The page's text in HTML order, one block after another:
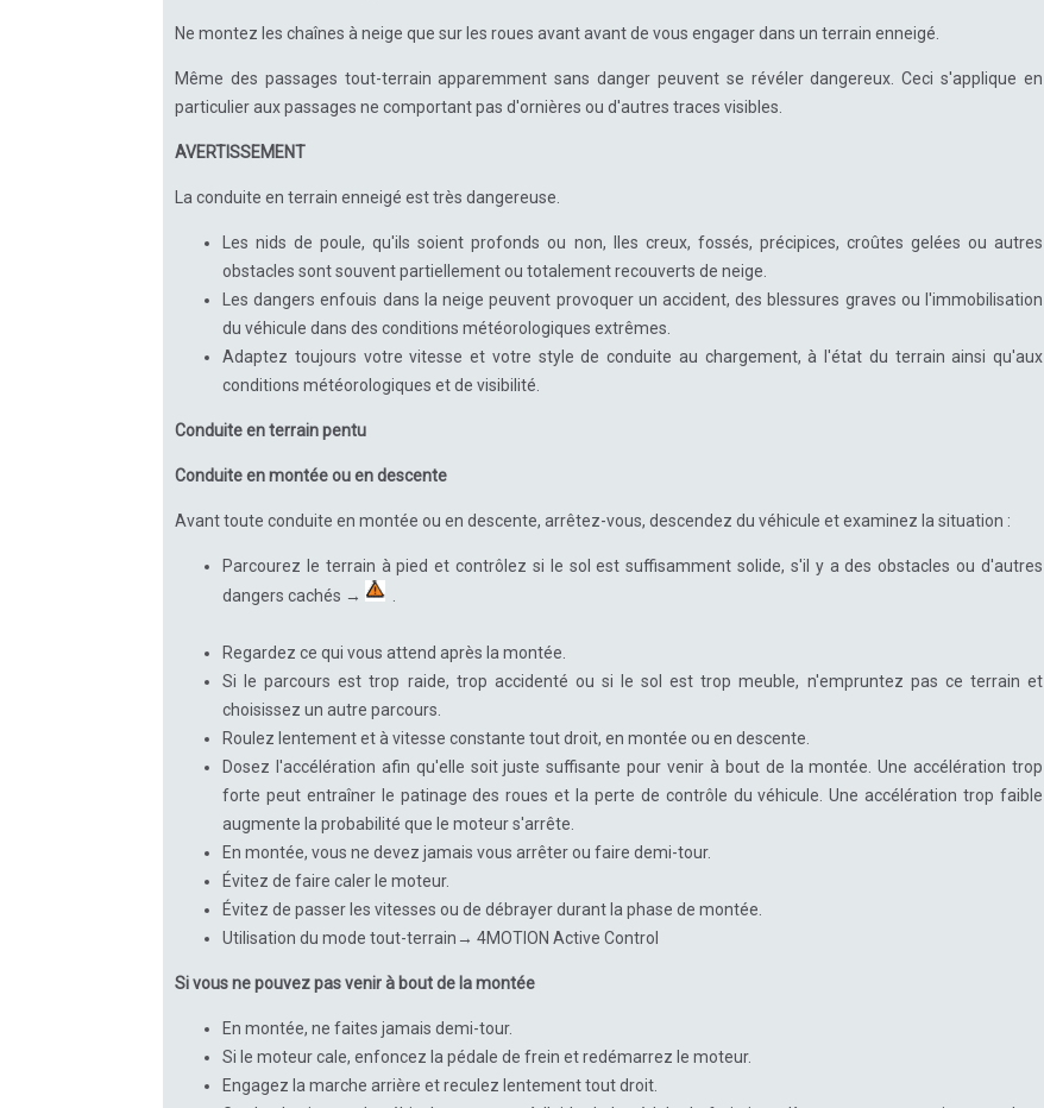
Ne montez les chaînes à neige que sur les roues avant avant de vous engager dans un terrain enneigé.
Même des passages tout-terrain apparemment sans danger peuvent se révéler dangereux. Ceci s'applique en
particulier aux passages ne comportant pas d'ornières ou d'autres traces visibles.
AVERTISSEMENT
La conduite en terrain enneigé est très dangereuse.
Les nids de poule, qu'ils soient profonds ou non, lles creux, fossés, précipices, croûtes gelées ou autres
obstacles sont souvent partiellement ou totalement recouverts de neige.
Les dangers enfouis dans la neige peuvent provoquer un accident, des blessures graves ou l'immobilisation
du véhicule dans des conditions météorologiques extrêmes.
Adaptez toujours votre vitesse et votre style de conduite au chargement, à l'état du terrain ainsi qu'aux
conditions météorologiques et de visibilité.
Conduite en terrain pentu
Conduite en montée ou en descente
Avant toute conduite en montée ou en descente, arrêtez-vous, descendez du véhicule et examinez la situation :
Parcourez le terrain à pied et contrôlez si le sol est suffisamment solide, s'il y a des obstacles ou d'autres
dangers cachés →
Regardez ce qui vous attend après la montée.
Si le parcours est trop raide, trop accidenté ou si le sol est trop meuble, n'empruntez pas ce terrain et
choisissez un autre parcours.
Roulez lentement et à vitesse constante tout droit, en montée ou en descente.
Dosez l'accélération afin qu'elle soit juste suffisante pour venir à bout de la montée. Une accélération trop
forte peut entraîner le patinage des roues et la perte de contrôle du véhicule. Une accélération trop faible
augmente la probabilité que le moteur s'arrête.
En montée, vous ne devez jamais vous arrêter ou faire demi-tour.
Évitez de faire caler le moteur.
Évitez de passer les vitesses ou de débrayer durant la phase de montée.
Utilisation du mode tout-terrain→ 4MOTION Active Control
Si vous ne pouvez pas venir à bout de la montée
En montée, ne faites jamais demi-tour.
Si le moteur cale, enfoncez la pédale de frein et redémarrez le moteur.
Engagez la marche arrière et reculez lentement tout droit.